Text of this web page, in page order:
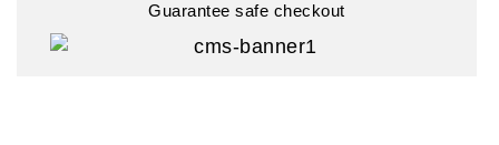
Guarantee safe checkout